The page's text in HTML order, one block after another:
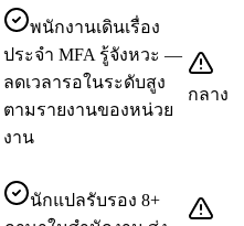
พนักงานเดินเรื่อง
ประจำ MFA รู้จังหวะ —
ลดเวลารอในระดับสูง
ตามรายงานของหน่วย
งาน
กลาง
นักแปลรับรอง 8+